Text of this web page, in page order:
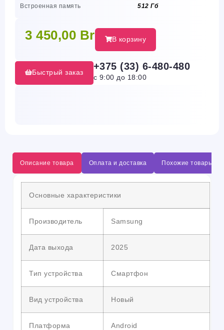
Встроенная память
512 Гб
3 450,00 Br В корзину
Быстрый заказ
+375 (33) 6-480-480
с 9:00 до 18:00
Описание товара Оплата и доставка Похожие товары
Основные характеристики
Производитель Samsung
Дата выхода 2025
Тип устройства Смартфон
Вид устройства Новый
Платформа Android